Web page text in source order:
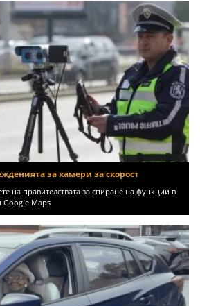
за камери за скорост
на правителствата за спиране на функции в
Google Maps